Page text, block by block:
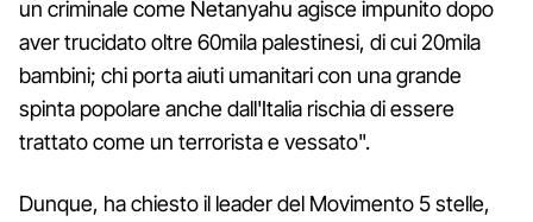
un criminale come Netanyahu agisce impunito dopo
aver trucidato oltre 60mila palestinesi, di cui 20mila
bambini; chi porta aiuti umanitari con una grande
spinta popolare anche dall'Italia rischia di essere
trattato come un terrorista e vessato".
Dunque, ha chiesto il leader del Movimento 5 stelle,